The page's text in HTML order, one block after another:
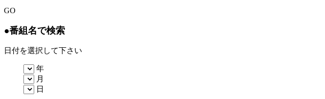
GO
●番組名で検索
日付を選択して下さい
年
月
日